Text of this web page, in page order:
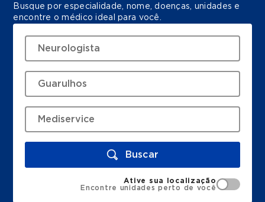
Busque por especialidade, nome, doenças, unidades e
encontre o médico ideal para você.
Buscar
Ative sua localização
Encontre unidades perto de você